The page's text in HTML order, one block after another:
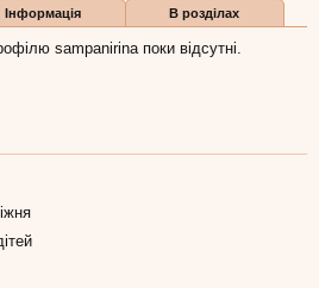
Інформація В розділах
sampanirina поки відсутні.